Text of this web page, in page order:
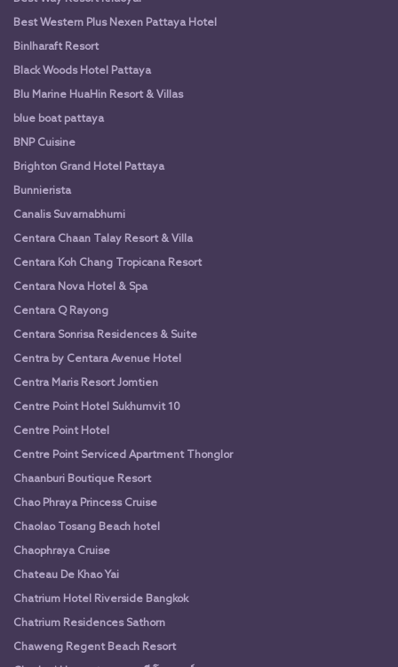
Best Western Plus Nexen Pattaya Hotel
Binlharaft Resort
Black Woods Hotel Pattaya
Blu Marine HuaHin Resort & Villas
blue boat pattaya
BNP Cuisine
Brighton Grand Hotel Pattaya
Bunnierista
Canalis Suvarnabhumi
Centara Chaan Talay Resort & Villa
Centara Koh Chang Tropicana Resort
Centara Nova Hotel & Spa
Centara Q Rayong
Centara Sonrisa Residences & Suite
Centra by Centara Avenue Hotel
Centra Maris Resort Jomtien
Centre Point Hotel Sukhumvit 10
Centre Point Hotel
Centre Point Serviced Apartment Thonglor
Chaanburi Boutique Resort
Chao Phraya Princess Cruise
Chaolao Tosang Beach hotel
Chaophraya Cruise
Chateau De Khao Yai
Chatrium Hotel Riverside Bangkok
Chatrium Residences Sathorn
Chaweng Regent Beach Resort